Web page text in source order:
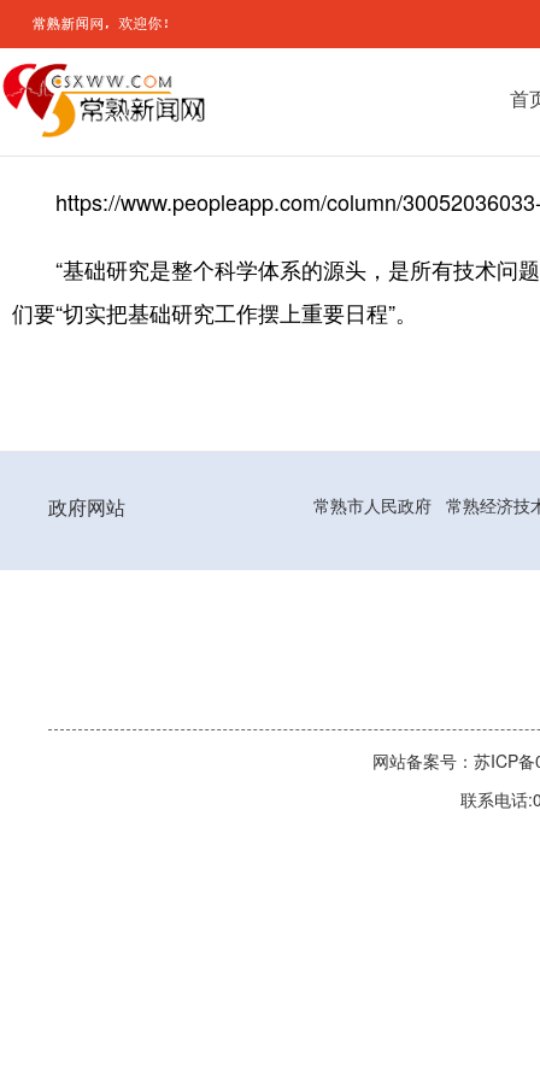
首
https://www.peopleapp.com/column/
“基础研究是整个科学体系的源头，是所有技术问
们要“切实把基础研究工作摆上重要日程”。
政府网站 常熟市人民政府 常熟经济技
网站备案号：苏ICP
联系电话